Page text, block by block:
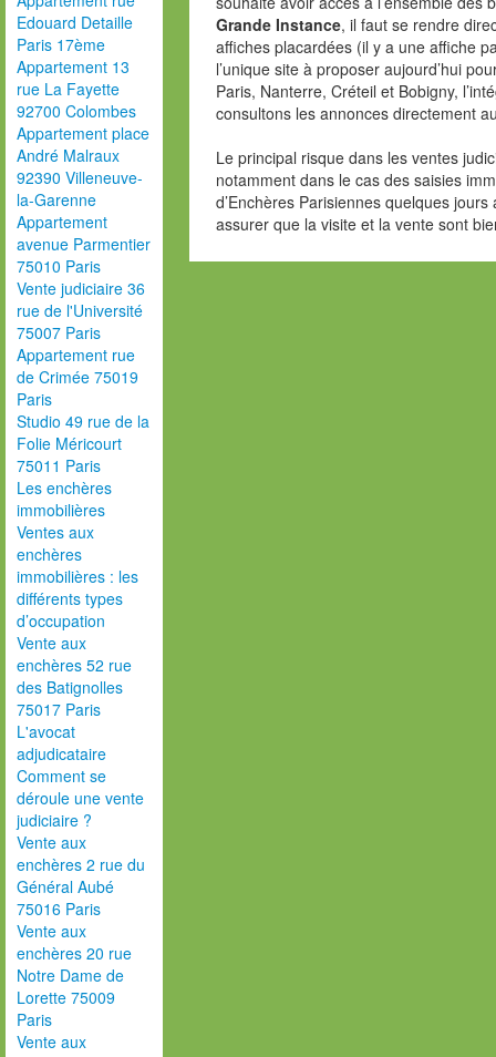
Edouard Detaille
Paris 17ème
Appartement 13
rue La Fayette
92700 Colombes
Appartement place
André Malraux
92390 Villeneuve-
la-Garenne
Appartement
avenue Parmentier
75010 Paris
Vente judiciaire 36
rue de l'Université
75007 Paris
Appartement rue
de Crimée 75019
Paris
Studio 49 rue de la
Folie Méricourt
75011 Paris
Les enchères
immobilières
Ventes aux
enchères
immobilières : les
différents types
d’occupation
Vente aux
enchères 52 rue
des Batignolles
75017 Paris
L'avocat
adjudicataire
Comment se
déroule une vente
judiciaire ?
Vente aux
enchères 2 rue du
Général Aubé
75016 Paris
Vente aux
enchères 20 rue
Notre Dame de
Lorette 75009
Paris
Vente aux
Grande Instance, il faut se rendre
affiches placardées (il y a une affiche
l’unique site à proposer aujourd’hui
Paris, Nanterre, Créteil et Bobigny,
consultons les annonces directement
Le principal risque dans les ventes
notamment dans le cas des saisies
d’Enchères Parisiennes quelques
assurer que la visite et la vente sont